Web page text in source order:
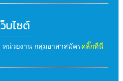
บไซต์
หน่วยงาน กลุ่มอาสาสมัครคลิ๊กที่นี่